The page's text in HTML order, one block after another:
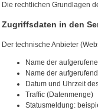
Die rechtlichen Grundlagen
Zugriffsdaten in den
Der technische Anbieter
Name der
Name der
Datum und Uhrzeit
Traffic (Datenmenge)
Statusmeldung: